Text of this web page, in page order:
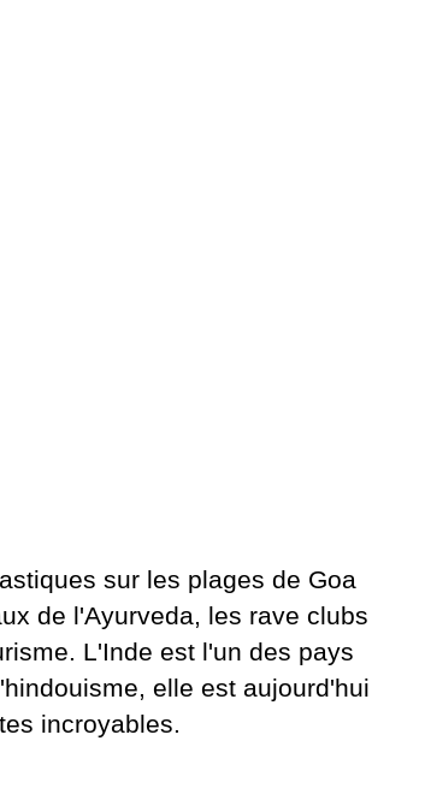
sur les plages de Goa
de l'Ayurveda, les rave clubs
L'Inde est l'un des pays
elle est aujourd'hui
incroyables.